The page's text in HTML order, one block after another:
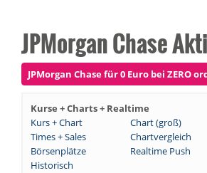
JPMorgan Chase
JPMorgan Chase für 0 Euro bei ZERO
Kurse + Charts + Realtime
Kurs + Chart
Chart (groß)
Times + Sales
Chartvergleich
Börsenplätze
Realtime Push
Historisch